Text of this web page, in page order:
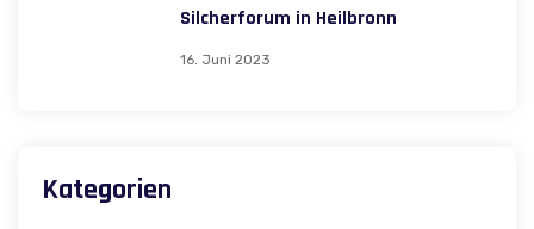
Silcherforum in Heilbronn
16. Juni 2023
Kategorien